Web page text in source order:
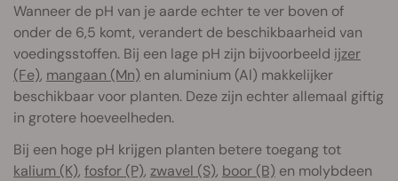
Wanneer de pH van je aarde echter te ver boven of
onder de 6,5 komt, verandert de beschikbaarheid van
voedingsstoffen. Bij een lage pH zijn bijvoorbeeld ijzer
(Fe), mangaan (Mn) en aluminium (Al) makkelijker
beschikbaar voor planten. Deze zijn echter allemaal giftig
in grotere hoeveelheden.
Bij een hoge pH krijgen planten betere toegang tot
kalium (K), fosfor (P), zwavel (S), boor (B) en molybdeen